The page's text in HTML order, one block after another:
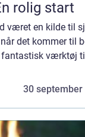
rolig start
været en kilde til
det kommer til
fantastisk værktøj
30 september